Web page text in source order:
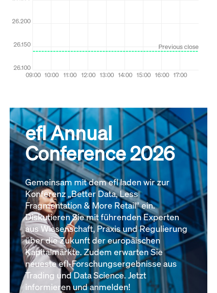
efl Annual
Conference 2026
Gemeinsam mit dem efl laden wir zur
Konferenz „Better Data, Less
Fragmentation & More Retail“ ein.
Diskutieren Sie mit führenden Experten
aus Wissenschaft, Praxis und Regulierung
über die Zukunft der europäischen
Kapitalmärkte. Zudem erwarten Sie
neueste efl-Forschungsergebnisse aus
Trading und Data Science. Jetzt
informieren und anmelden!